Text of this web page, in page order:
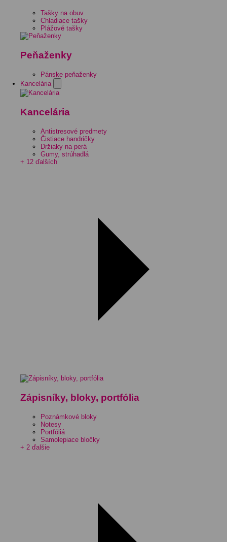
Tašky na obuv
Chladiace tašky
Plážové tašky
Peňaženky
Pánske peňaženky
Kancelária
Kancelária
Antistresové predmety
Čistiace handričky
Držiaky na perá
Gumy, strúhadlá
+ 12 ďalších
Zápisníky, bloky, portfólia
Poznámkové bloky
Notesy
Portfóliá
Samolepiace bločky
+ 2 ďalšie